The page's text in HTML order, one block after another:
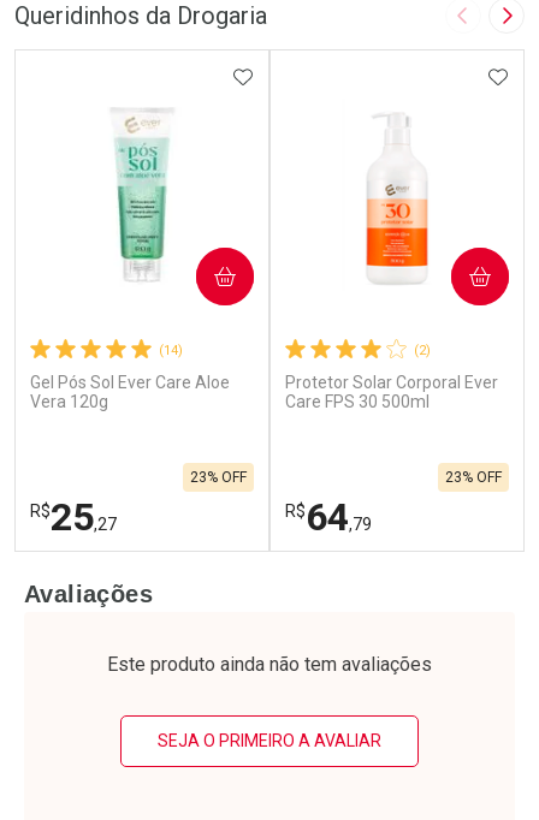
Queridinhos da Drogaria Imagem
(14)
Gel Pós Sol Ever Care Aloe
Vera 120g
R$25,27
23% OFF
ADICIONAR AOS FAVORITOS
COMPRAR
Laboratório
Por Menos
(2)
Protetor Solar Corporal Ever
Care FPS 30 500ml
R$64,79
23% OFF
COMPRAR
Laboratório
Por Menos
Avaliações
Este produto ainda não tem avaliações
SEJA O PRIMEIRO A AVALIAR